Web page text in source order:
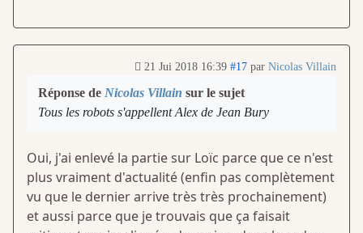
21 Jui 2018 16:39 #17 par Nicolas Villain
Réponse de Nicolas Villain sur le sujet
Tous les robots s'appellent Alex de Jean Bury
Oui, j'ai enlevé la partie sur Loïc parce que ce n'est
plus vraiment d'actualité (enfin pas complètement
vu que le dernier arrive très très prochainement)
et aussi parce que je trouvais que ça faisait